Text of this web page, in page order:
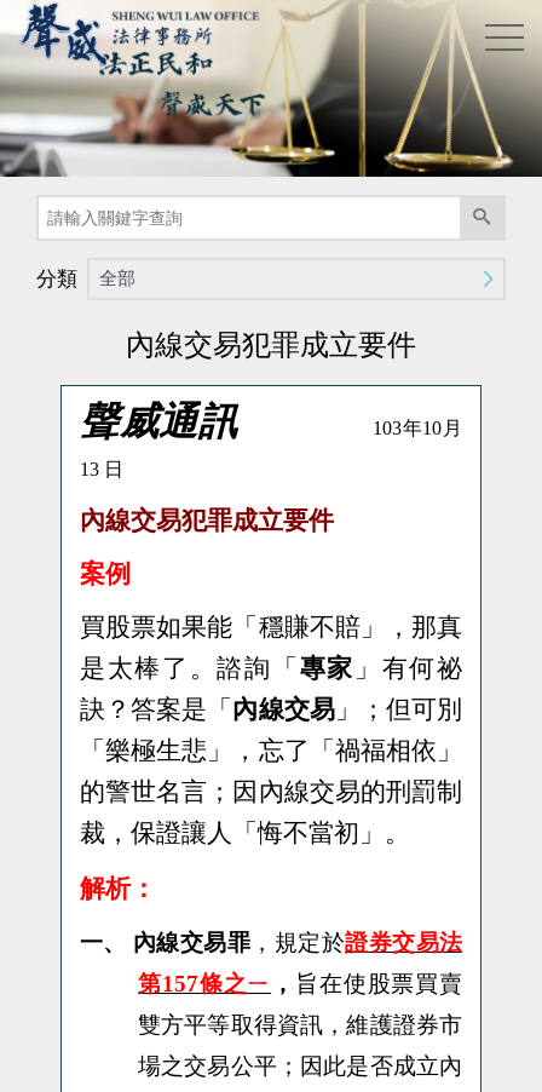
分類 全部
內線交易犯罪成立要件
聲威通訊 103年10 月
13 日
內線交易犯罪成立要件
案例
買股票如果能「穩賺不賠」，那真
是太棒了。諮詢「 專家 」有何祕
訣？答案是「 內線交易」；但可別
「樂極生悲」，忘了「禍福相依」
的警世名言；因內線交易的刑罰制
裁，保證讓人「悔不當初」。
解析：
一、 內線交易罪 ，規定於證券交易法
第157條之ㄧ ， 旨在使股票買賣
雙方平等取得資訊，維護證券市
場之交易公平；因此是否成立內